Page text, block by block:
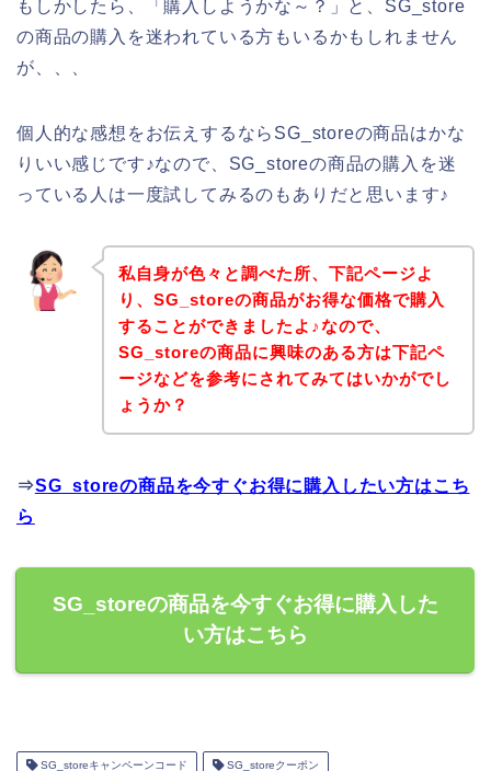
もしかしたら、「購入しようかな～？」と、SG_store
の商品の購入を迷われている方もいるかもしれません
が、、、
個人的な感想をお伝えするならSG_storeの商品はかな
りいい感じです♪なので、SG_storeの商品の購入を迷
っている人は一度試してみるのもありだと思います♪
私自身が色々と調べた所、下記ページよ
り、SG_storeの商品がお得な価格で購入
することができましたよ♪なので、
SG_storeの商品に興味のある方は下記ペ
ージなどを参考にされてみてはいかがでし
ょうか？
⇒SG_storeの商品を今すぐお得に購入したい方はこち
ら
SG_storeの商品を今すぐお得に購入した
い方はこちら
SG_storeキャンペーンコード SG_storeクーポン